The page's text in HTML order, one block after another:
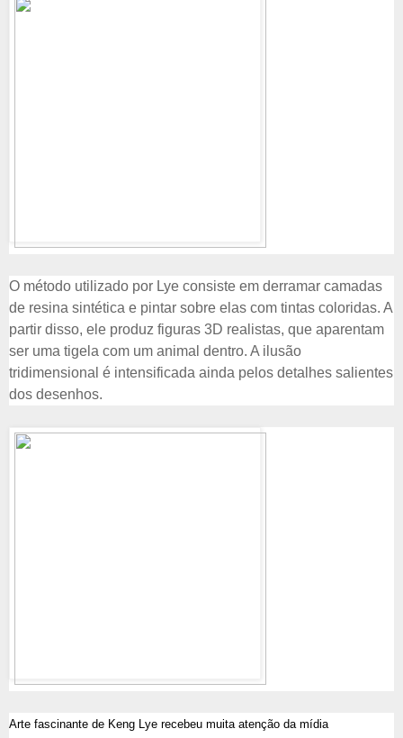
O método utilizado por Lye consiste em derramar camadas
de resina sintética e pintar sobre elas com tintas coloridas. A
partir disso, ele produz figuras 3D realistas, que aparentam
ser uma tigela com um animal dentro. A ilusão
tridimensional é intensificada ainda pelos detalhes salientes
dos desenhos.
Arte fascinante de Keng Lye recebeu muita atenção da mídia